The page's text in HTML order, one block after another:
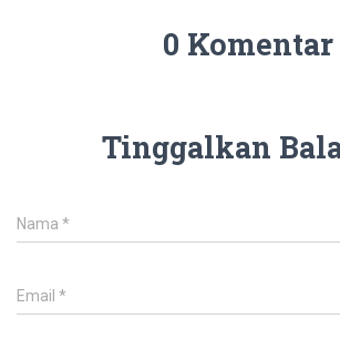
0 Komentar
Tinggalkan
Nama *
Email *